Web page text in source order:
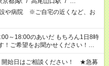
設や病院 ※ご自宅の近くなど、お
～18:00のあいだ もちろん1日8時
！ご希望をお聞かせください！★家
も遠慮なくご相談ください。 ※
要です
開始日はご相談ください！ ★急募